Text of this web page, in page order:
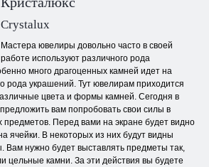
Crystalux
Мастера ювелиры довольно часто в своей
работе используют различного рода
много драгоценных камней идет на
рода украшений. Тут ювелирам приходится
цвета и формы камней. Сегодня в
вам попробовать свои силы в
Перед вами на экране будет видно
ячейки. В некоторых из них будут видны
Вам нужно будет выставлять предметы так,
цельные камни. За эти действия вы будете